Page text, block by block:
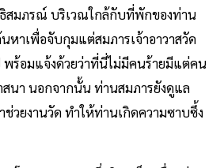
สมภรณ์ บริเวณใกล้กับที่พักของท่าน
หาเพื่อจับกุมแต่สมภารเจ้าอาวาสวัด
พร้อมแจ้งด้วยว่าที่นี่ไม่มีคนร้ายมีแต่คน
นา นอกจากนั้น ท่านสมภารยังดูแล
ช่วยงานวัด ทำให้ท่านเกิดความซาบซึ้ง